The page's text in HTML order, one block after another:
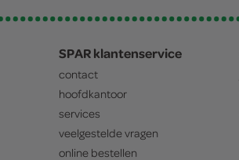
SPAR klantenservice
contact
hoofdkantoor
services
veelgestelde vragen
online bestellen